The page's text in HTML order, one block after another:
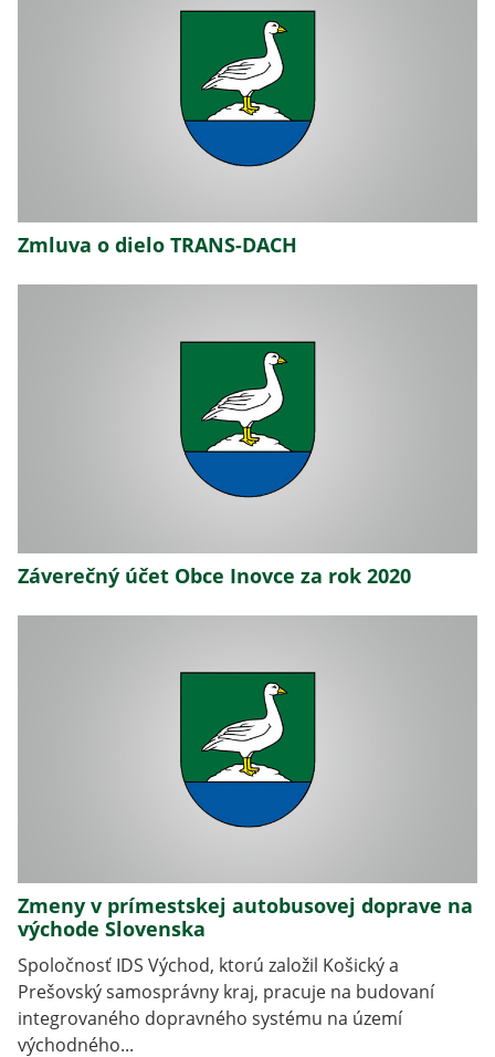
Zmluva o dielo TRANS-DACH
Záverečný účet Obce Inovce za rok 2020
Zmeny v prímestskej autobusovej doprave na
východe Slovenska
Spoločnosť IDS Východ, ktorú založil Košický a
Prešovský samosprávny kraj, pracuje na budovaní
integrovaného dopravného systému na území
východného...